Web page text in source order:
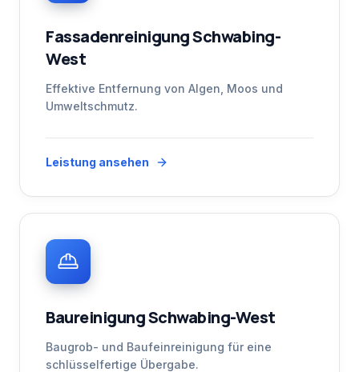
Fassadenreinigung Schwabing-
West
Effektive Entfernung von Algen, Moos und
Umweltschmutz.
Leistung ansehen
Baureinigung Schwabing-West
Baugrob- und Baufeinreinigung für eine
schlüsselfertige Übergabe.